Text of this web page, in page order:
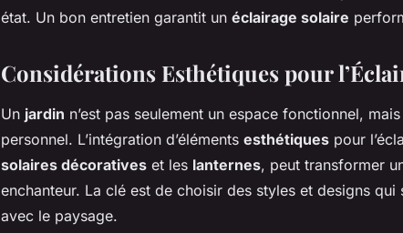
état. Un bon entretien garantit un éclairage solaire
Considérations Esthétiques pour
Un jardin n’est pas seulement un espace fonctionnel,
personnel. L’intégration d’éléments esthétiques pour
solaires décoratives et les lanternes, peut transformer
enchanteur. La clé est de choisir des styles et designs qui
avec le paysage.